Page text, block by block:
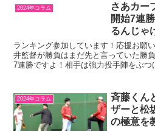
2024年コラム
さあカー
開始7連
るんじゃ
ランキング参加しています！応援お願
井監督が勝負はまだ先と言っていた勝
7連勝ですよ！相手は強力投手陣をぶつ
さえ「いやだな」と思ってしまいます
2024年コラム
斉藤くん
ザーと松
の極意を